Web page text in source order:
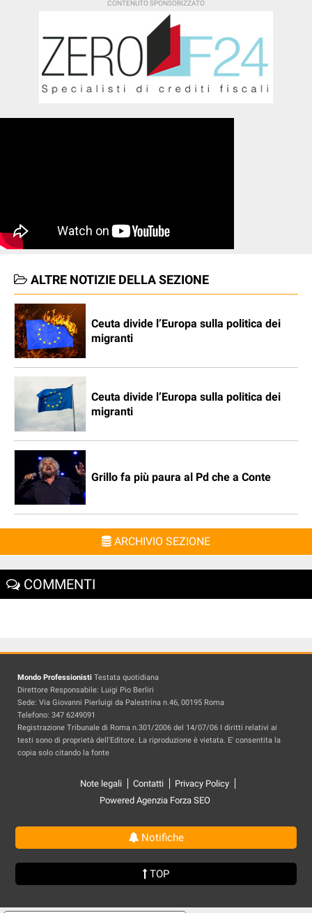
ALTRE NOTIZIE DELLA SEZIONE
Ceuta divide l’Europa sulla politica dei
migranti
Ceuta divide l’Europa sulla politica dei
migranti
Grillo fa più paura al Pd che a Conte
ARCHIVIO SEZIONE
COMMENTI
Mondo Professionisti Testata quotidiana
Direttore Responsabile: Luigi Pio Berliri
Sede: Via Giovanni Pierluigi da Palestrina n.46, 00195 Roma
Telefono: 347 6249091
Registrazione Tribunale di Roma n.301/2006 del 14/07/06 I diritti relativi ai
testi sono di proprietà dell'Editore. La riproduzione è vietata. E' consentita la
copia solo citando la fonte
Note legali Contatti
Privacy Policy
Powered Agenzia Forza SEO
Notifiche
TOP